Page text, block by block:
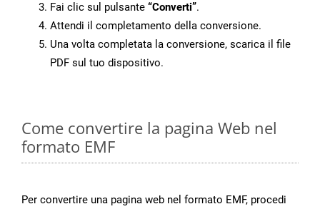
Fai clic sul pulsante “Converti”.
Attendi il completamento della conversione.
Una volta completata la conversione, scarica il file
PDF sul tuo dispositivo.
Come convertire la pagina Web nel
formato EMF
Per convertire una pagina web nel formato EMF, procedi